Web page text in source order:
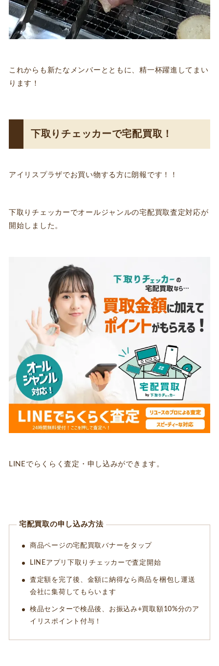
これからも新たなメンバーとともに、精一杯躍進してまい
ります！
下取りチェッカーで宅配買取！
アイリスプラザでお買い物する方に朗報です！！
下取りチェッカーでオールジャンルの宅配買取査定対応が
開始しました。
LINEでらくらく査定・申し込みができます。
宅配買取の申し込み方法
商品ページの宅配買取バナーをタップ
LINEアプリ下取りチェッカーで査定開始
査定額を完了後、金額に納得なら商品を梱包し運送
会社に集荷してもらいます
検品センターで検品後、お振込み+買取額10%分のア
イリスポイント付与！